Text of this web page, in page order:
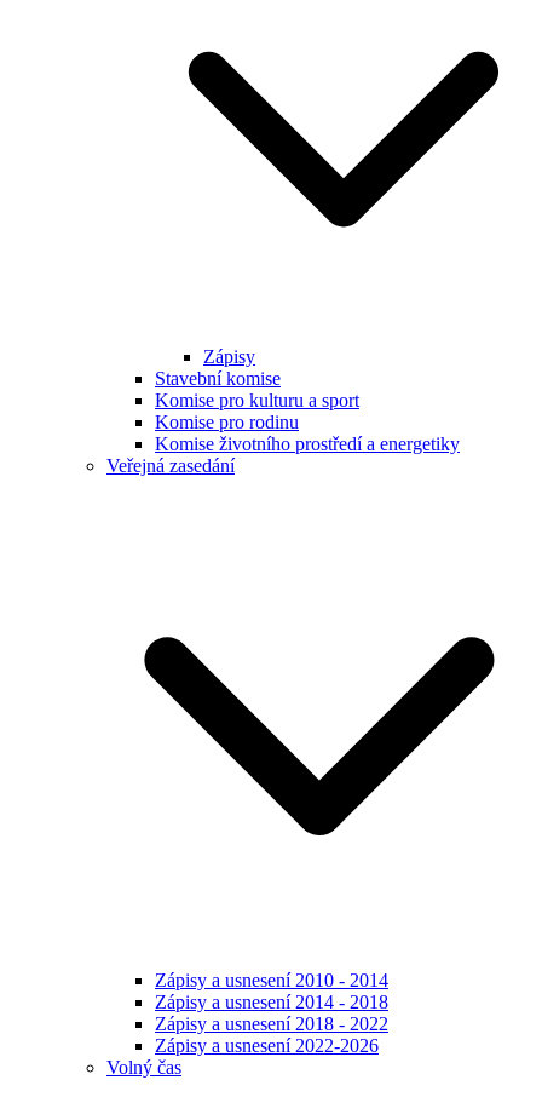
Zápisy
Stavební komise
Komise pro kulturu a sport
Komise pro rodinu
Komise životního prostředí a energetiky
Veřejná zasedání
Zápisy a usnesení 2010 - 2014
Zápisy a usnesení 2014 - 2018
Zápisy a usnesení 2018 - 2022
Zápisy a usnesení 2022-2026
Volný čas